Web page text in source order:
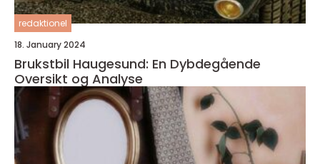
redaktionel
18. January 2024
Brukstbil Haugesund: En Dybdegående
Oversikt og Analyse